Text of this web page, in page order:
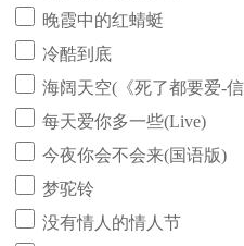
晚霞中的红蜻蜓
冷酷到底
海阔天空(《死了都要爱-
每天爱你多一些(Live)
今夜你会不会来(国语版)
梦驼铃
没有情人的情人节